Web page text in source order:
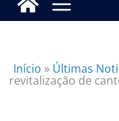
Início » Últimas
revitalização de